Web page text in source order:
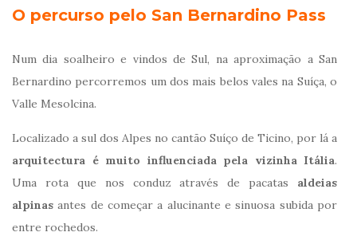
O percurso pelo San Bernardino Pass
Num dia soalheiro e vindos de Sul, na aproximação a San
Bernardino percorremos um dos mais belos vales na Suíça, o
Valle Mesolcina.
Localizado a sul dos Alpes no cantão Suíço de Ticino, por lá a
arquitectura é muito influenciada pela vizinha Itália.
Uma rota que nos conduz através de pacatas aldeias
alpinas antes de começar a alucinante e sinuosa subida por
entre rochedos.